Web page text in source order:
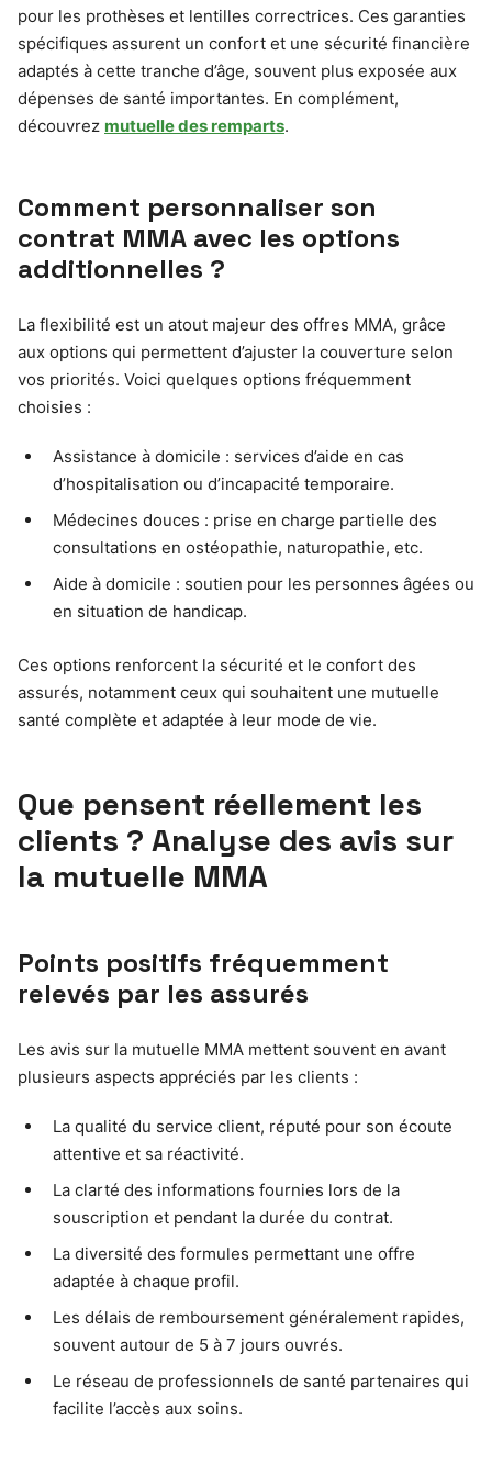
pour les prothèses et lentilles correctrices. Ces garanties
spécifiques assurent un confort et une sécurité financière
adaptés à cette tranche d’âge, souvent plus exposée aux
dépenses de santé importantes. En complément,
découvrez mutuelle des remparts.
Comment personnaliser son
contrat MMA avec les options
additionnelles ?
La flexibilité est un atout majeur des offres MMA, grâce
aux options qui permettent d’ajuster la couverture selon
vos priorités. Voici quelques options fréquemment
choisies :
Assistance à domicile : services d’aide en cas
d’hospitalisation ou d’incapacité temporaire.
Médecines douces : prise en charge partielle des
consultations en ostéopathie, naturopathie, etc.
Aide à domicile : soutien pour les personnes âgées ou
en situation de handicap.
Ces options renforcent la sécurité et le confort des
assurés, notamment ceux qui souhaitent une mutuelle
santé complète et adaptée à leur mode de vie.
Que pensent réellement les
clients ? Analyse des avis sur
la mutuelle MMA
Points positifs fréquemment
relevés par les assurés
Les avis sur la mutuelle MMA mettent souvent en avant
plusieurs aspects appréciés par les clients :
La qualité du service client, réputé pour son écoute
attentive et sa réactivité.
La clarté des informations fournies lors de la
souscription et pendant la durée du contrat.
La diversité des formules permettant une offre
adaptée à chaque profil.
Les délais de remboursement généralement rapides,
souvent autour de 5 à 7 jours ouvrés.
Le réseau de professionnels de santé partenaires qui
facilite l’accès aux soins.